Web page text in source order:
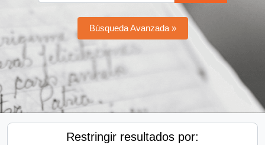
Búsqueda Avanzada »
Restringir resultados por: